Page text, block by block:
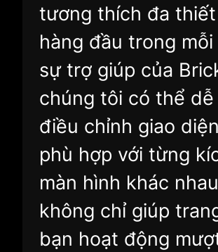
tương thích đa
hàng đầu trong
sự trợ giúp của
chúng tôi có thể dễ
điều chỉnh giao
phù hợp với từng
màn hình khác
không chỉ giúp
bạn hoạt động